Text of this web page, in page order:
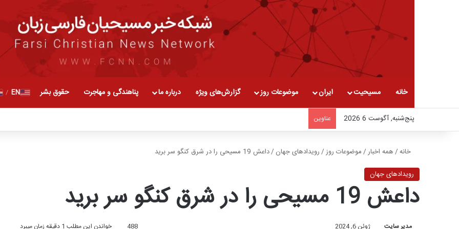
خانه مسیحیت ایران موضوعات روز گزارش‌های ویژه درباره ما پناهندگی و مهاجرت حقوق بشر EN
/
پنج‌شنبه, آگوست 6 2026 عناوین
خانه/همه اخبار/موضوعات روز/رویدادهای جهان /داعش 19 مسیحی را در شرق کنگو سر برید
رویدادهای جهان
داعش 19 مسیحی را در شرق کنگو سر برید
مدیر سایت ژوئن 6, 2024 488 خواندن این مطلب 1 دقیقه زمان میبرد